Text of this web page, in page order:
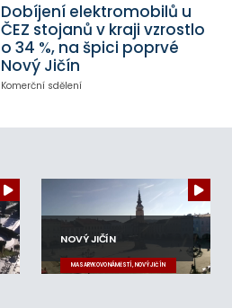
Dobíjení elektromobilů u
ČEZ stojanů v kraji vzrostlo
o 34 %, na špici poprvé
Nový Jičín
Komerční sdělení
NOVÝ JIČÍN
MASARYKOVO NÁMĚSTÍ, NOVÝ JIČÍN